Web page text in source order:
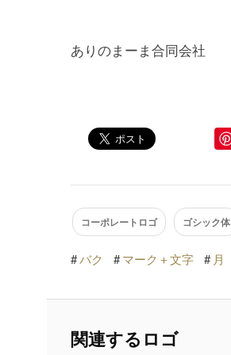
ありのまーま合同会社
コーポレートロゴ ゴシック体
#バク # マーク＋文字 # 月
関連するロゴ